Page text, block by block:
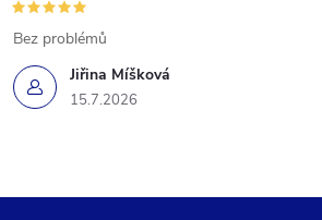
Jiřina Míšková
15.7.2026
Bez problémů